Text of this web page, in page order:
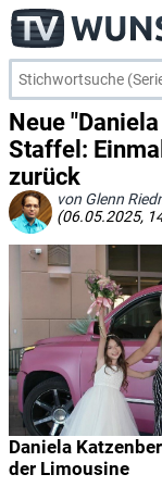
Neue
Staffel:
zurück
von Glenn
(06.05.2025,
Daniela
der Limousine